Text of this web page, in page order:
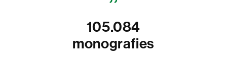
105.084
monografies